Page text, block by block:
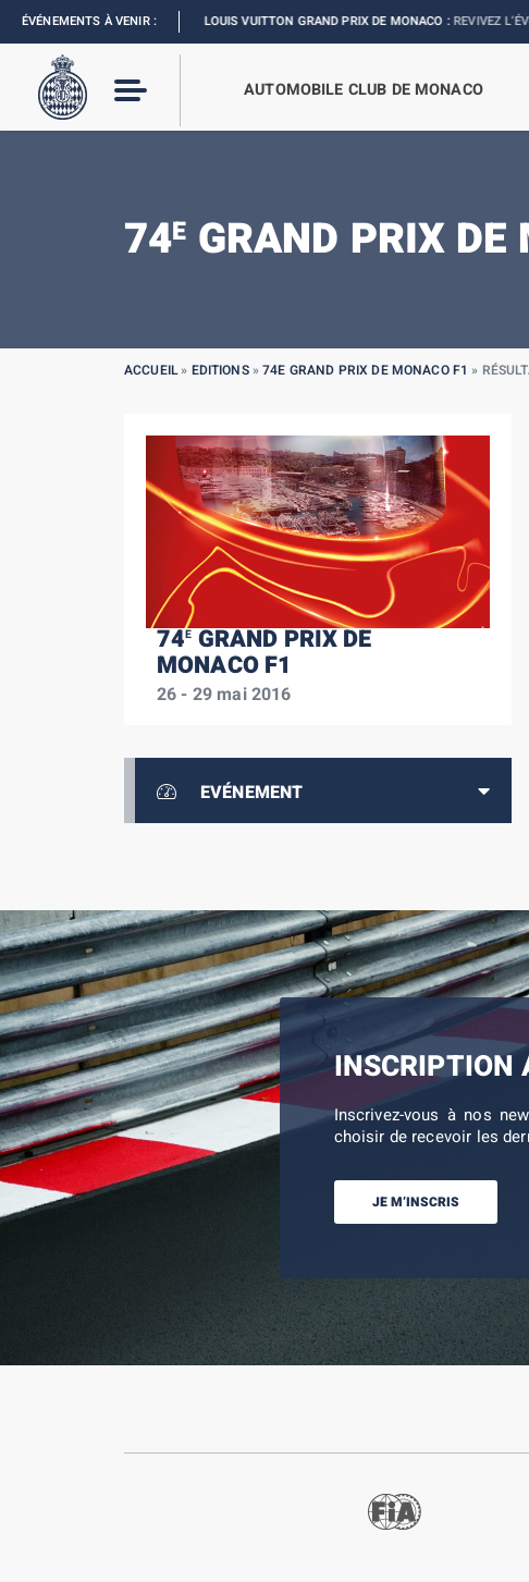
ÉVÉNEMENTS À VENIR :
FORMULA 1 LOUIS VUITTON GRAND PRIX DE MONACO :REVIVEZ L’ÉVÈNEMENT
AUTOMOBILE CLUB DE MONACO
74E GRAND PRIX DE
ACCUEIL» EDITIONS»74E GRAND PRIX DE MONACO F1 »
74EGRAND PRIX DE
MONACO F1
26 - 29 mai 2016
EVÉNEMENT
INSCRIPTION
Inscrivez-vous à nos
choisir de recevoir les
JE M’INSCRIS